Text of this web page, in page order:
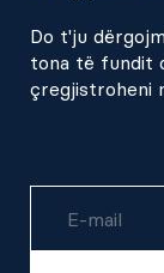
Do t'ju
tona të fundit
çregjistroheni